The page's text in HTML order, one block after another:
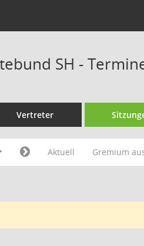
SH -
Vertreter
Aktuell Gremium